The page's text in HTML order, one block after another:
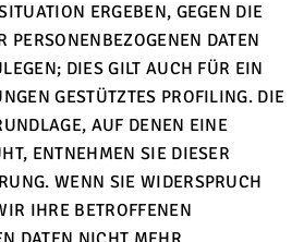
ERGEBEN, GEGEN DIE
PERSONENBEZOGENEN DATEN
DIES GILT AUCH FÜR EIN
GESTÜTZTES PROFILING. DIE
AUF DENEN EINE
ENTNEHMEN SIE DIESER
WENN SIE WIDERSPRUCH
IHRE BETROFFENEN